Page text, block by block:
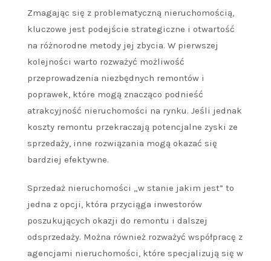
Zmagając się z problematyczną nieruchomością,
kluczowe jest podejście strategiczne i otwartość
na różnorodne metody jej zbycia. W pierwszej
kolejności warto rozważyć możliwość
przeprowadzenia niezbędnych remontów i
poprawek, które mogą znacząco podnieść
atrakcyjność nieruchomości na rynku. Jeśli jednak
koszty remontu przekraczają potencjalne zyski ze
sprzedaży, inne rozwiązania mogą okazać się
bardziej efektywne.
Sprzedaż nieruchomości „w stanie jakim jest” to
jedna z opcji, która przyciąga inwestorów
poszukujących okazji do remontu i dalszej
odsprzedaży. Można również rozważyć współpracę z
agencjami nieruchomości, które specjalizują się w